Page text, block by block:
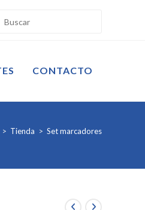
CONTACTO
> Tienda > Set marcadores